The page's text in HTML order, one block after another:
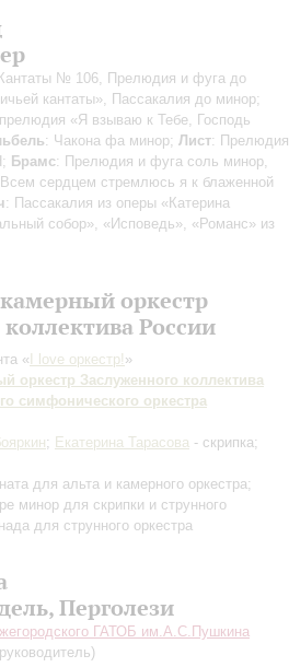
№ 106, Прелюдия и фуга до
кантаты», Пассакалия до минор;
«Я взываю к Тебе, Господь
: Чакона фа минор; Лист: Прелюдия
Брамс: Прелюдия и фуга соль минор,
сердцем стремлюсь я к блаженной
: Пассакалия из оперы «Катерина
собор», «Исповедь», «Романс» из
оркестр
России
« I love оркестр! »
оркестр Заслуженного коллектива
симфонического оркестра
; Екатерина Тарасова - скрипка;
для альта и камерного оркестра;
минор для скрипки и струнного
для струнного оркестра
Перголези
ГАТОБ им.А.С.Пушкина